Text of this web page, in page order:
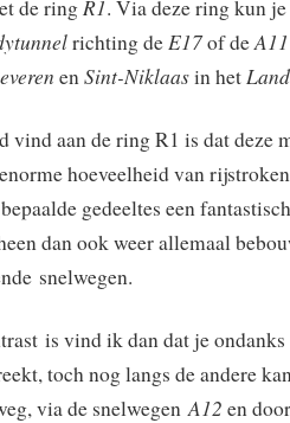
de ringR1. Via deze ring kun
richting deE17of deA11
enSint-Niklaasin het
vind aan de ring R1 is dat deze
hoeveelheid van
gedeeltes een
dan ook weer allemaal
snelwegen.
is vind ik dan dat je
toch nog langs de andere
via de snelwegenA12 en